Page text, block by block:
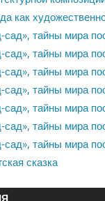
как
тайны мира
тайны мира
тайны мира
тайны мира
тайны мира
тайны мира
тайны мира
сказка